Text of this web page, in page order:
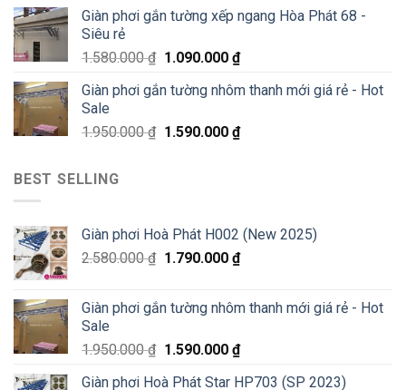
Giàn phơi gắn tường xếp ngang Hòa Phát 68 -
Siêu rẻ
1.580.000₫ 1.090.000 ₫
Giàn phơi gắn tường nhôm thanh mới giá rẻ - Hot
Sale
1.950.000₫ 1.590.000 ₫
BEST SELLING
Giàn phơi Hoà Phát H002 (New 2025)
2.580.000₫ 1.790.000 ₫
Giàn phơi gắn tường nhôm thanh mới giá rẻ - Hot
Sale
1.950.000₫ 1.590.000 ₫
Giàn phơi Hoà Phát Star HP703 (SP 2023)